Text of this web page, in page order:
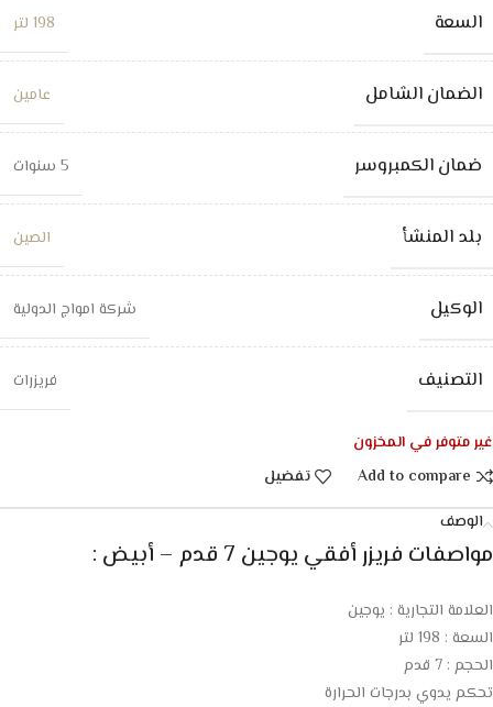
السعة 198 لتر
الضمان الشامل عامين
ضمان الكمبروسر 5 سنوات
بلد المنشأ الصين
الوكيل شركة امواج الدولية
التصنيف فريزرات
غير متوفر في المخزون
Add to compare
تفضيل
الوصف
مواصفات فريزر أفقي يوجين 7 قدم – أبيض :
العلامة التجارية : يوجين
السعة : 198 لتر
الحجم : 7 قدم
تحكم يدوي بدرجات الحرارة